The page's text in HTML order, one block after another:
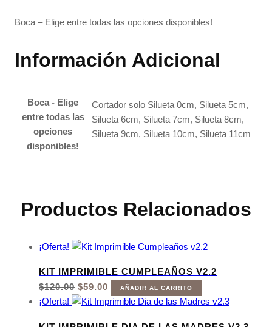
Boca – Elige entre todas las opciones disponibles!
Información Adicional
Boca - Elige
entre todas las
opciones
disponibles!
Cortador solo Silueta 0cm, Silueta 5cm,
Silueta 6cm, Silueta 7cm, Silueta 8cm,
Silueta 9cm, Silueta 10cm, Silueta 11cm
Productos Relacionados
¡Oferta!
KIT IMPRIMIBLE CUMPLEAÑOS V2.2
$120.00 EL
PRECIO
ORIGINAL
$59.00
PRECIO
ACTUAL
AÑADIR AL CARRITO
¡Oferta!